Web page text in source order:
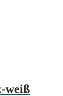
weiß